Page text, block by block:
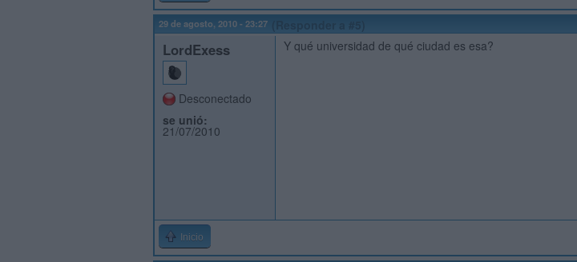
29 de agosto, 2010 - 23:27
LordExess
Desconectado
se unió:
21/07/2010
Y qué universidad de qué ciudad es esa?
Inicio